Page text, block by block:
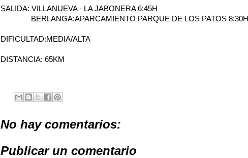
SALIDA: VILLANUEVA - LA JABONERA 6:45H
BERLANGA:APARCAMIENTO PARQUE DE LOS PATOS 8:30H
DIFICULTAD:MEDIA/ALTA
DISTANCIA: 65KM
No hay comentarios:
Publicar un comentario